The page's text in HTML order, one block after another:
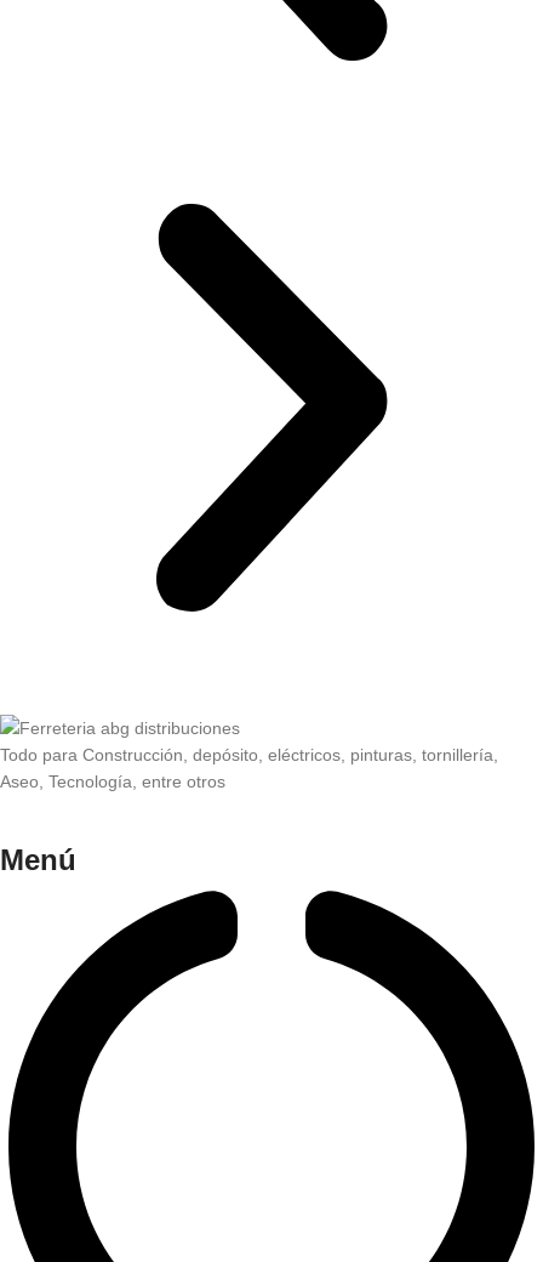
Todo para Construcción, depósito, eléctricos, pinturas, tornillería,
Aseo, Tecnología, entre otros
Menú